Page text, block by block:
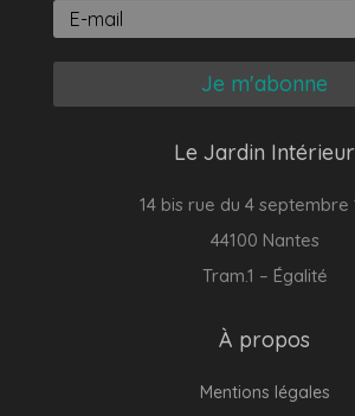
Je m'abonne
Le Jardin Intérieur
14 bis rue du 4 septembre
44100 Nantes
Tram.1 – Égalité
À propos
Mentions légales